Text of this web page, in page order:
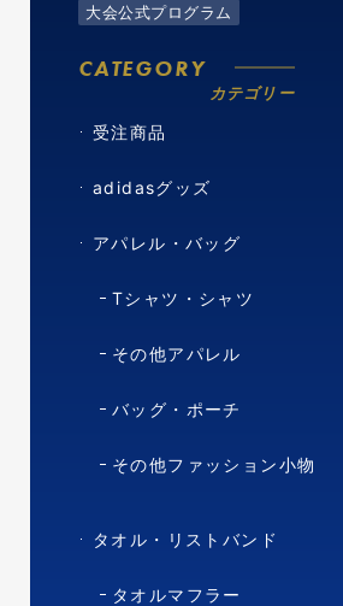
大会公式プログラム
CATEGORY
カテゴリー
受注商品
adidasグッズ
アパレル・バッグ
Tシャツ・シャツ
その他アパレル
バッグ・ポーチ
その他ファッション小物
タオル・リストバンド
タオルマフラー